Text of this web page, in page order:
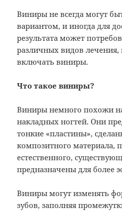
Bиниры не всегда могут
вариантом, и иногда для
результата может
различных видов лечения,
включать виниры.
Что такое виниры?
Виниры немного похожи
накладных ногтей. Они
тонкие «пластины»,
композитного материала,
естественного,
предназначены для более
Виниры могут изменять
зубов, заполняя